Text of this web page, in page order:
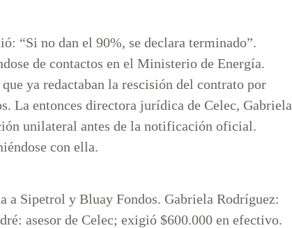
“Si no dan el 90%, se declara terminado”.
de contactos en el Ministerio de Energía.
ya redactaban la rescisión del contrato por
La entonces directora jurídica de Celec, Gabriela
unilateral antes de la notificación oficial.
con ella.
Sipetrol y Bluay Fondos. Gabriela Rodríguez:
asesor de Celec; exigió $600.000 en efectivo.